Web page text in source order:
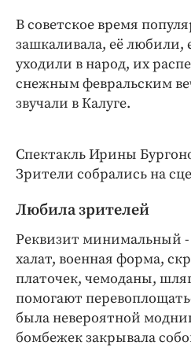
В советское время
зашкаливала, её любили,
уходили в народ, их
снежным февральским
звучали в Калуге.
Спектакль Ирины
Зрители собрались на
Любила зрителей
Реквизит минимальный -
халат, военная форма,
платочек, чемоданы,
помогают
была невероятной
бомбежек закрывала